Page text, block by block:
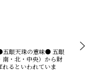
眼天珠の意味● 五眼
・北・中央）から財
るといわれていま